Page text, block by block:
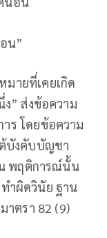
น”
ายที่เคยเกิด
” ส่งข้อความ
ร โดยข้อความ
บังคับบัญชา
พฤติการณ์นั้น
ำผิดวินัย ฐาน
าตรา 82 (9)